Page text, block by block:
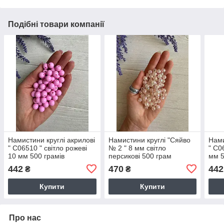
Подібні товари компанії
Намистини круглі акрилові
" С06510 " світло рожеві
10 мм 500 грамів
442 ₴
Купити
Намистини круглі "Сяйво
№ 2 " 8 мм світло
персикові 500 грам
470₴
Купити
"
мм
442
Про нас